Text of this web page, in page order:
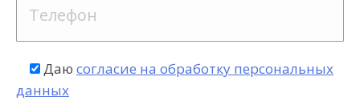
Даю согласие на обработку персональных
данных